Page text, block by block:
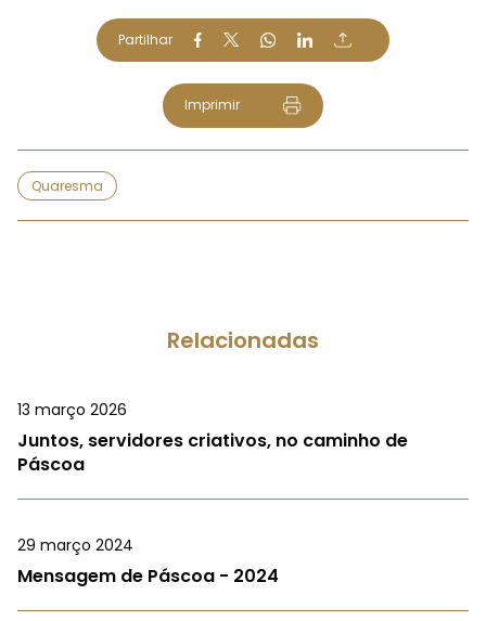
Partilhar
Imprimir
Quaresma
Relacionadas
13 março 2026
Juntos, servidores criativos, no caminho de
Páscoa
29 março 2024
Mensagem de Páscoa - 2024